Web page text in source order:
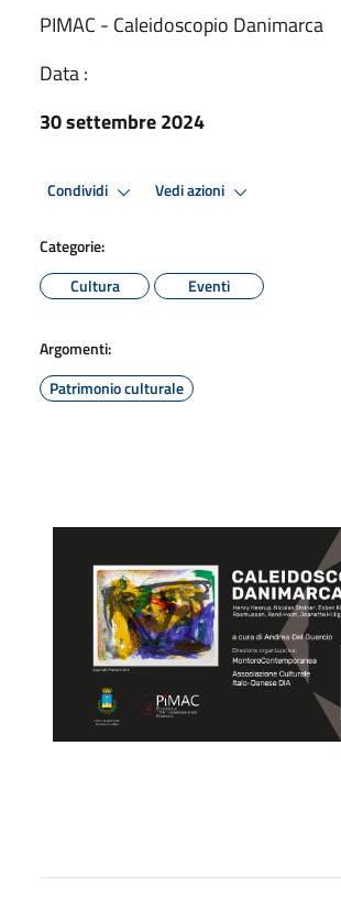
PIMAC - Caleidoscopio Danimarca
Data :
30 settembre 2024
Condividi Vedi azioni
Categorie:
Cultura
Eventi
Argomenti:
Patrimonio culturale